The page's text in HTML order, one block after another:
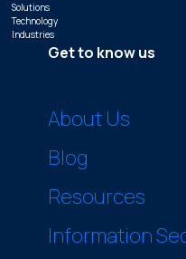
Solutions
Technology
Industries
Get to know us
About Us
Blog
Resources
Information